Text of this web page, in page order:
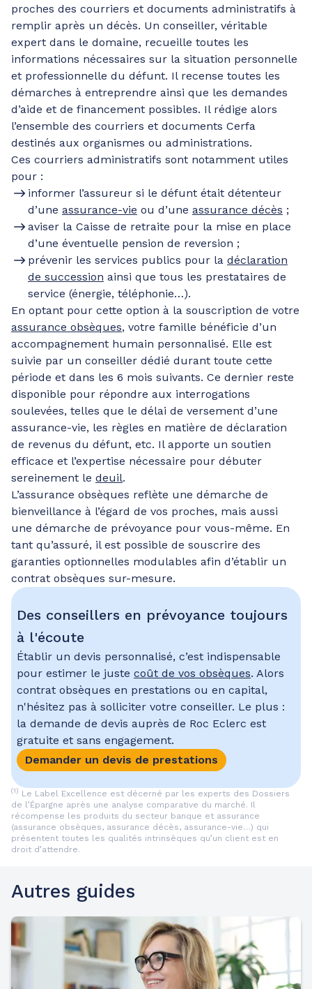
proches des courriers et documents administratifs à
remplir après un décès. Un conseiller, véritable
expert dans le domaine, recueille toutes les
informations nécessaires sur la situation personnelle
et professionnelle du défunt. Il recense toutes les
démarches à entreprendre ainsi que les demandes
d’aide et de financement possibles. Il rédige alors
l’ensemble des courriers et documents Cerfa
destinés aux organismes ou administrations.
Ces courriers administratifs sont notamment utiles
pour :
informer l’assureur si le défunt était détenteur
d’une assurance-vie ou d’une assurance décès ;
aviser la Caisse de retraite pour la mise en place
d’une éventuelle pension de reversion ;
prévenir les services publics pour la déclaration
de succession ainsi que tous les prestataires de
service (énergie, téléphonie…).
En optant pour cette option à la souscription de votre
assurance obsèques, votre famille bénéficie d’un
accompagnement humain personnalisé. Elle est
suivie par un conseiller dédié durant toute cette
période et dans les 6 mois suivants. Ce dernier reste
disponible pour répondre aux interrogations
soulevées, telles que le délai de versement d’une
assurance-vie, les règles en matière de déclaration
de revenus du défunt, etc. Il apporte un soutien
efficace et l’expertise nécessaire pour débuter
sereinement le deuil.
L’assurance obsèques reflète une démarche de
bienveillance à l’égard de vos proches, mais aussi
une démarche de prévoyance pour vous-même. En
tant qu’assuré, il est possible de souscrire des
garanties optionnelles modulables afin d’établir un
contrat obsèques sur-mesure.
Des conseillers en prévoyance toujours
à l'écoute
Établir un devis personnalisé, c’est indispensable
pour estimer le juste coût de vos obsèques. Alors
contrat obsèques en prestations ou en capital,
n'hésitez pas à solliciter votre conseiller. Le plus :
la demande de devis auprès de Roc Eclerc est
gratuite et sans engagement.
Demander un devis de prestations
(1) Le Label Excellence est décerné par les experts des Dossiers
de l’Épargne après une analyse comparative du marché. Il
récompense les produits du secteur banque et assurance
(assurance obsèques, assurance décès, assurance-vie…) qui
présentent toutes les qualités intrinsèques qu’un client est en
droit d’attendre.
Autres guides